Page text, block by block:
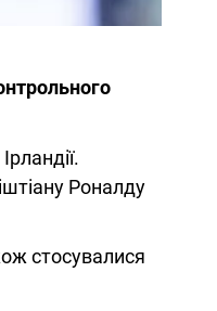
Роналду
стосувалися